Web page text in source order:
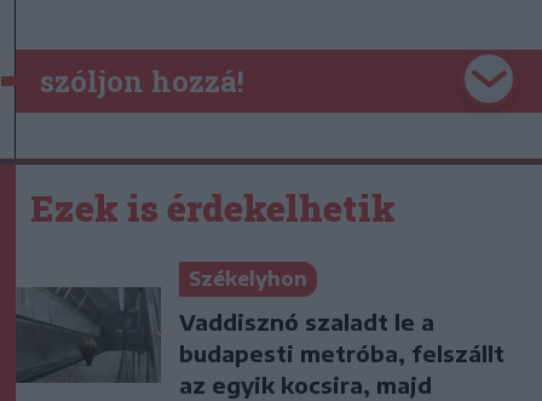
szóljon hozzá!
Ezek is érdekelhetik
Székelyhon
Vaddisznó szaladt le a
budapesti metróba, felszállt
az egyik kocsira, majd